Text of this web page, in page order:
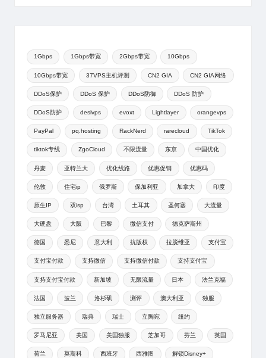
1Gbps 1Gbps带宽 2Gbps带宽 10Gbps
10Gbps带宽 37VPS主机评测 CN2 GIA CN2 GIA网络
DDoS保护 DDoS 保护 DDoS防御 DDoS 防护
DDoS防护 desivps evoxt Lightlayer orangevps
PayPal pq.hosting RackNerd rarecloud TikTok
tiktok专线 ZgoCloud 不限流量 东京 中国优化
丹麦 亚特兰大 优化线路 优惠促销 优惠码
伦敦 住宅ip 俄罗斯 保加利亚 加拿大 印度
原生IP 双isp 台湾 土耳其 圣何塞 大流量
大硬盘 大阪 巴黎 微信支付 德克萨斯州
德国 悉尼 意大利 抗版权 拉脱维亚 支付宝
支付宝付款 支持微信 支持微信付款 支持支付宝
支持支付宝付款 新加坡 无限流量 日本 法兰克福
法国 波兰 洛杉矶 测评 澳大利亚 独服
独立服务器 瑞典 瑞士 立陶宛 纽约
罗马尼亚 美国 美国独服 芝加哥 芬兰 英国
荷兰 莫斯科 西班牙 西雅图 解锁Disney+